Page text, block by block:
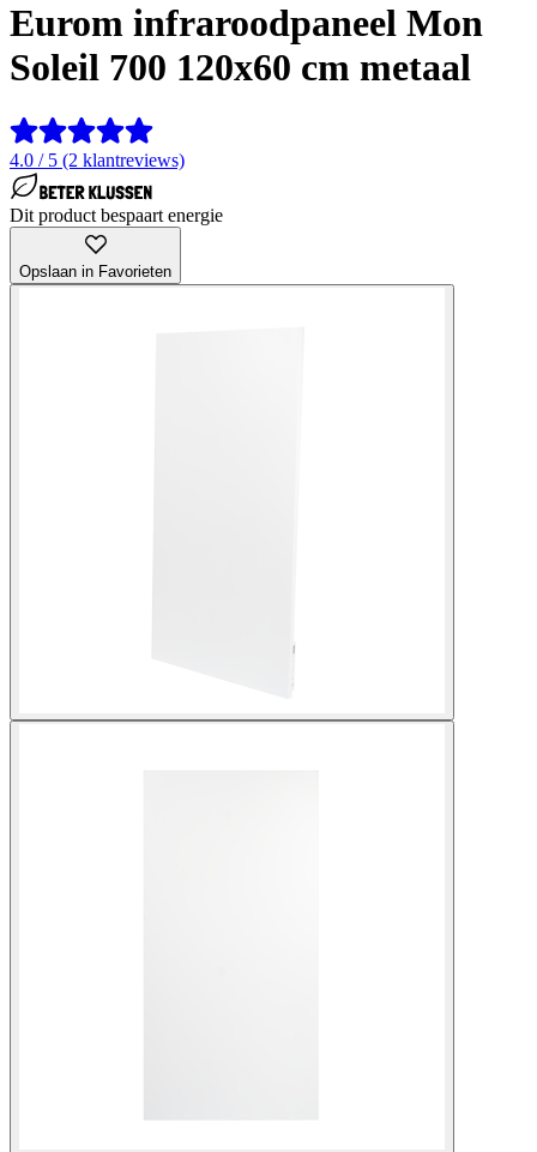
Eurom infraroodpaneel Mon
Soleil 700 120x60 cm metaal
4.0 / 5 (2 klantreviews)
Dit product bespaart energie
Opslaan in Favorieten